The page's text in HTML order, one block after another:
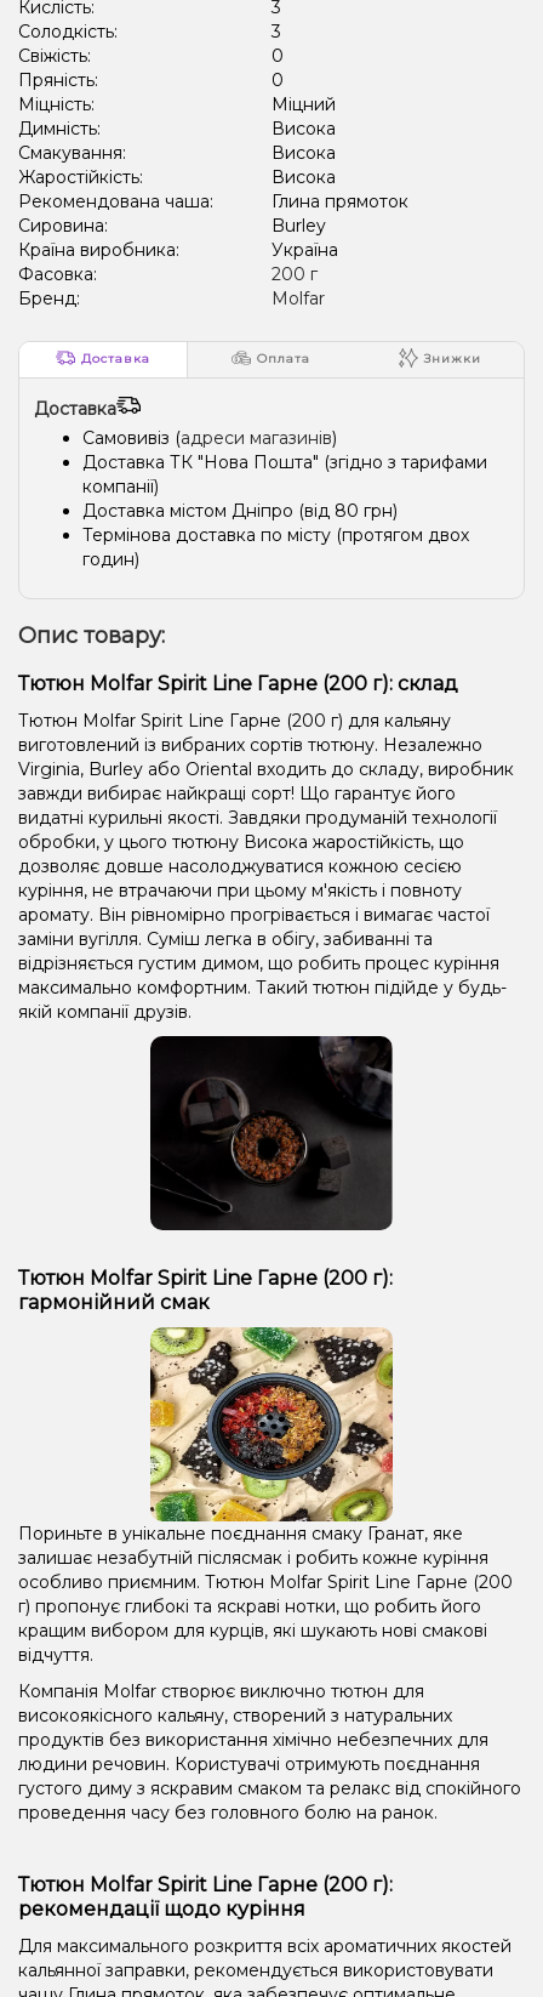
Кислість:
3
Солодкість:
3
Свіжість:
0
Пряність:
0
Міцність:
Міцний
Димність:
Висока
Смакування:
Висока
Жаростійкість:
Висока
Рекомендована чаша:
Глина прямоток
Сировина:
Burley
Країна виробника:
Україна
Фасовка:
200 г
Бренд:
Molfar
Доставка Оплата Знижки
Доставка
Самовивіз (адреси магазинів)
Доставка ТК "Нова Пошта" (згідно з тарифами
компанії)
Доставка містом Дніпро (від 80 грн)
Термінова доставка по місту (протягом двох
годин)
Опис товару:
Тютюн Molfar Spirit Line Гарне (200 г): склад
Тютюн Molfar Spirit Line Гарне (200 г) для кальяну
виготовлений із вибраних сортів тютюну. Незалежно
Virginia, Burley або Oriental входить до складу, виробник
завжди вибирає найкращі сорт! Що гарантує його
видатні курильні якості. Завдяки продуманій технології
обробки, у цього тютюну Висока жаростійкість, що
дозволяє довше насолоджуватися кожною сесією
куріння, не втрачаючи при цьому м'якість і повноту
аромату. Він рівномірно прогрівається і вимагає частої
заміни вугілля. Суміш легка в обігу, забиванні та
відрізняється густим димом, що робить процес куріння
максимально комфортним. Такий тютюн підійде у будь-
якій компанії друзів.
Тютюн Molfar Spirit Line Гарне (200 г):
гармонійний смак
Пориньте в унікальне поєднання смаку Гранат, яке
залишає незабутній післясмак і робить кожне куріння
особливо приємним. Тютюн Molfar Spirit Line Гарне (200
г) пропонує глибокі та яскраві нотки, що робить його
кращим вибором для курців, які шукають нові смакові
відчуття.
Компанія Molfar створює виключно тютюн для
високоякісного кальяну, створений з натуральних
продуктів без використання хімічно небезпечних для
людини речовин. Користувачі отримують поєднання
густого диму з яскравим смаком та релакс від спокійного
проведення часу без головного болю на ранок.
Тютюн Molfar Spirit Line Гарне (200 г):
рекомендації щодо куріння
Для максимального розкриття всіх ароматичних якостей
кальянної заправки, рекомендується використовувати